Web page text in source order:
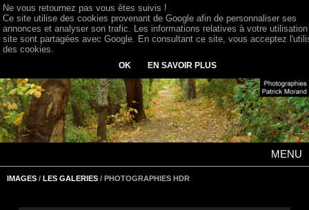
MENU
IMAGES / LES GALERIES / PHOTOGRAPHIES HDR
Ne vous retournez pas vous êtes suivis !
Ce site utilise des cookies provenant de Google afin de personnaliser ses
annonces et analyser son trafic. Les informations relatives à votre
site sont partagées avec Google. En consultant ce site, vous acceptez
des cookies.
OK EN SAVOIR PLUS